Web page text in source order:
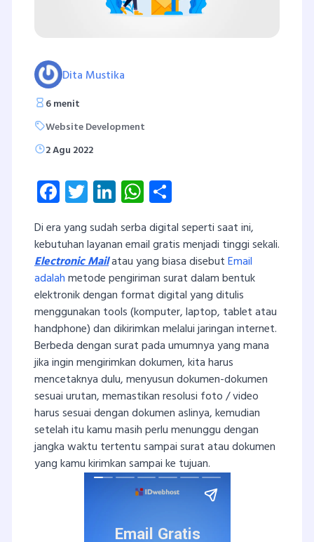
Dita Mustika
6 menit
Website Development
2 Agu 2022
Facebook
Twitter
LinkedInWhatsApp
Di era yang sudah serba digital seperti saat ini,
kebutuhan layanan email gratis menjadi tinggi sekali.
Electronic Mailatau yang biasa disebutEmail
adalahmetode pengiriman surat dalam bentuk
elektronik dengan format digital yang ditulis
menggunakan tools (komputer, laptop, tablet atau
handphone) dan dikirimkan melalui jaringan internet.
Berbeda dengan surat pada umumnya yang mana
jika ingin mengirimkan dokumen, kita harus
mencetaknya dulu, menyusun dokumen-dokumen
sesuai urutan, memastikan resolusi foto / video
harus sesuai dengan dokumen aslinya, kemudian
setelah itu kamu masih perlu menunggu dengan
jangka waktu tertentu sampai surat atau dokumen
yang kamu kirimkan sampai ke tujuan.